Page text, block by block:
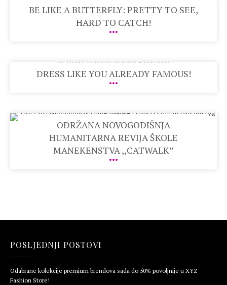
BE LIKE A BUTTERFLY: PRETTY TO SEE,
HARD TO CATCH!
DRESS LIKE YOU ALREADY FAMOUS!
ODRŽANA NOVOGODIŠNJA
HUMANITARNA REVIJA ŠKOLE
MANEKENSTVA ,,CATWALK”
POSLJEDNJI POSTOVI
Odabrane kolekcije premium brendova sada do 50% povoljnije u XYZ
Fashion Store!